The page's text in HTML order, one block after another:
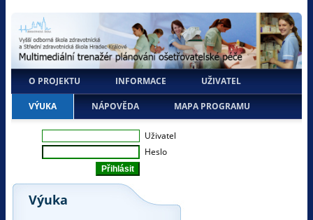
O PROJEKTU INFORMACE UŽIVATEL
VÝUKA NÁPOVĚDA MAPA PROGRAMU
Uživatel
Heslo
Výuka